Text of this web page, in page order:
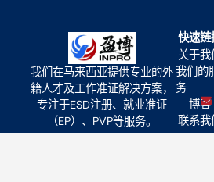
我们在马来西亚提供专业的外
籍人才及工作准证解决方案，
专注于ESD注册、就业准证
（EP）、PVP等服务。
快速链
关于我
我们的
务
博客
联系我